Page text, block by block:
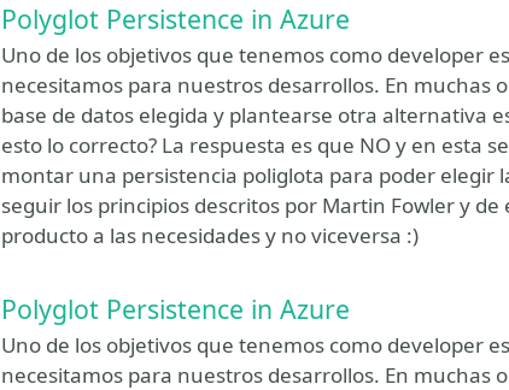
Polyglot Persistence in Azure
Uno de los objetivos que tenemos como developer
necesitamos para nuestros desarrollos. En muchas
base de datos elegida y plantearse otra alternativa
esto lo correcto? La respuesta es que NO y en esta
montar una persistencia poliglota para poder elegir
seguir los principios descritos por Martin Fowler y
producto a las necesidades y no viceversa :)
Polyglot Persistence in Azure
Uno de los objetivos que tenemos como developer
necesitamos para nuestros desarrollos. En muchas